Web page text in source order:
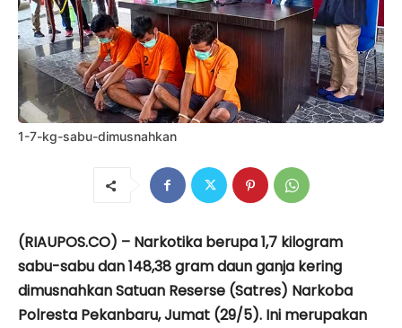
1-7-kg-sabu-dimusnahkan
(RIAUPOS.CO) – Narkotika berupa 1,7 kilogram
sabu-sabu dan 148,38 gram daun ganja kering
dimusnahkan Satuan Reserse (Satres) Narkoba
Polresta Pekanbaru, Jumat (29/5). Ini merupakan